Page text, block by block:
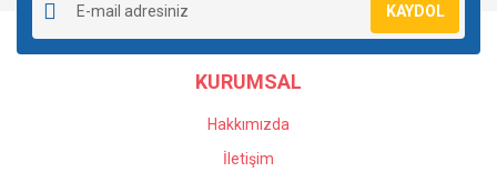
KAYDOL
KURUMSAL
Hakkımızda
İletişim